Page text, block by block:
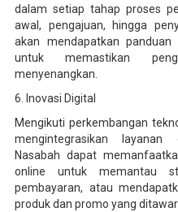
dalam setiap tahap proses
awal, pengajuan, hingga
akan mendapatkan
untuk memastikan
menyenangkan.
6. Inovasi Digital
Mengikuti perkembangan
mengintegrasikan layanan
Nasabah dapat
online untuk memantau
pembayaran, atau
produk dan promo yang